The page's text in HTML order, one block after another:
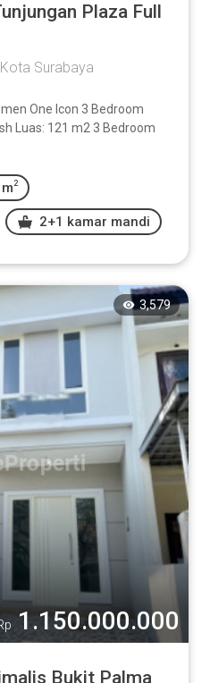
Plaza Full
Surabaya
One Icon 3 Bedroom
Luas: 121 m2 3 Bedroom
2
2+1 kamar mandi
3,579
1.150.000.000
Bukit Palma